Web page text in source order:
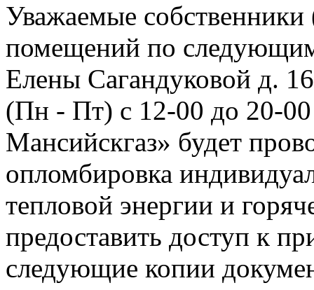
Уважаемые
помещений по
Елены Сагандуковой д.
(Пн - Пт) с 12-00 до 20-
Мансийскгаз» будет
опломбировка
тепловой энергии и
предоставить доступ к
следующие копии